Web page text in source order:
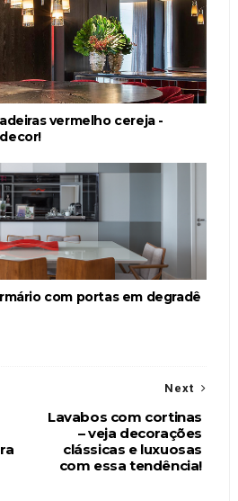
vermelho cereja -
com portas em degradê
Next
Lavabos com cortinas
– veja decorações
clássicas e luxuosas
com essa tendência!